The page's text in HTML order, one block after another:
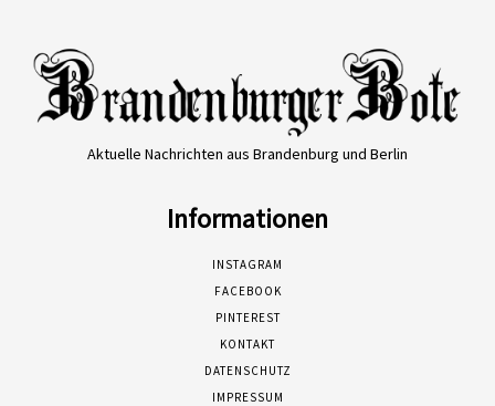
Aktuelle Nachrichten aus Brandenburg und Berlin
Informationen
INSTAGRAM
FACEBOOK
PINTEREST
KONTAKT
DATENSCHUTZ
IMPRESSUM